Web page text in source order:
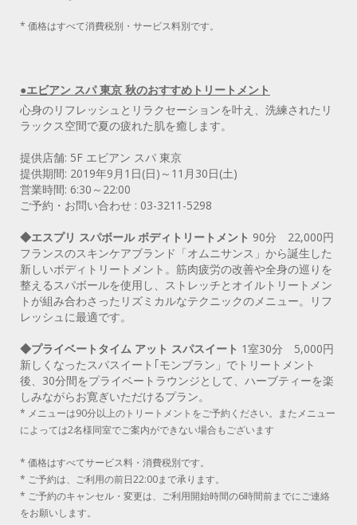
* 価格はすべて消費税別・サービス料別です。
●エビアン スパ 東京 秋のおすすめトリートメント
心身のリフレッシュとリラクセーションを叶え、洗練されたリ
ラックス空間で夏の疲れた肌を癒します。
提供店舗: 5F エビアン スパ 東京
提供期間: 2019年9月1日(日)～11月30日(土)
営業時間: 6:30～22:00
ご予約・お問い合わせ : 03-3211-5298
◆エスプリ スパボール ボディトリートメント 90分 22,000円
フランスのスキンケアブランド「オムニサンス」から誕生した
新しいボディトリートメント。筋肉疲労の改善や全身の巡りを
整えるスパボールを使用し、ストレッチとオイルトリートメン
トが組み合わさったリズミカルなテクニックのメニュー。リフ
レッシュに最適です。
◆プライベートタイム アット スパスイート 1室30分 5,000円
新しくなったスパスイート｢モンブラン」でトリートメント
後、30分間をプライベートラウンジとして、ハーブティーを楽
しみながらお寛ぎいただけるプラン。
* メニューは90分以上のトリートメントをご予約ください。またメニュー
によっては2名様同室でご案内ができない場合もございます
* 価格はすべてサービス料・消費税別です。
* ご予約は、ご利用の前日22:00まで承ります。
* ご予約のキャンセル・変更は、ご利用開始時間の6時間前までにご連絡
をお願いします。